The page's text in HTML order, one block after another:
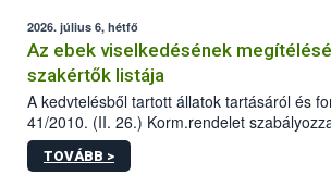
2026. július 6, hétfő
Az ebek viselkedésének
szakértők listája
A kedvtelésből tartott állatok tartásáról és
41/2010. (II. 26.) Korm.rendelet
sérülés, illetve ennek veszélye
hatósági feladatokat, valamint a veszélyes
TOVÁBB >